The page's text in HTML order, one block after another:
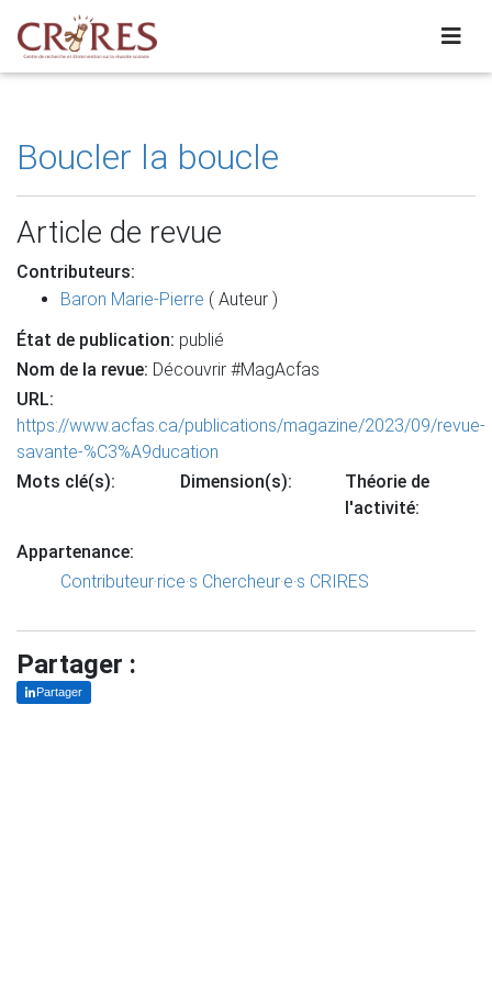
Boucler la boucle
Article de revue
Contributeurs:
Baron Marie-Pierre ( Auteur )
État de publication: publié
Nom de la revue: Découvrir #MagAcfas
URL:
https://www.acfas.ca/publications/magazine/2023/09/revue-
savante-%C3%A9ducation
Mots clé(s):
Dimension(s):
Théorie de
l'activité:
Appartenance:
Contributeur·rice·s Chercheur·e·s CRIRES
Partager :
Partager